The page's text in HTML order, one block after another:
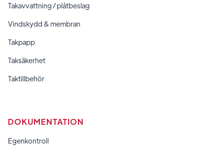
Takavvattning / plåtbeslag
Vindskydd & membran
Takpapp
Taksäkerhet
Taktillbehör
DOKUMENTATION
Egenkontroll